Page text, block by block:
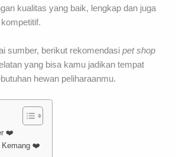
kualitas yang baik, lengkap dan juga
sumber, berikut rekomendasipet shop
yang bisa kamu jadikan tempat
hewan peliharaanmu.
❤️
Kemang ❤️